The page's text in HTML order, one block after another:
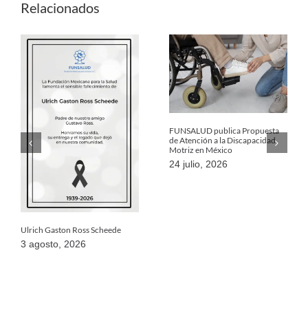
Relacionados
Ulrich Gaston Ross Scheede
3 agosto, 2026
FUNSALUD publica Propuesta
de Atención a la Discapacidad
Motriz en México
24 julio, 2026